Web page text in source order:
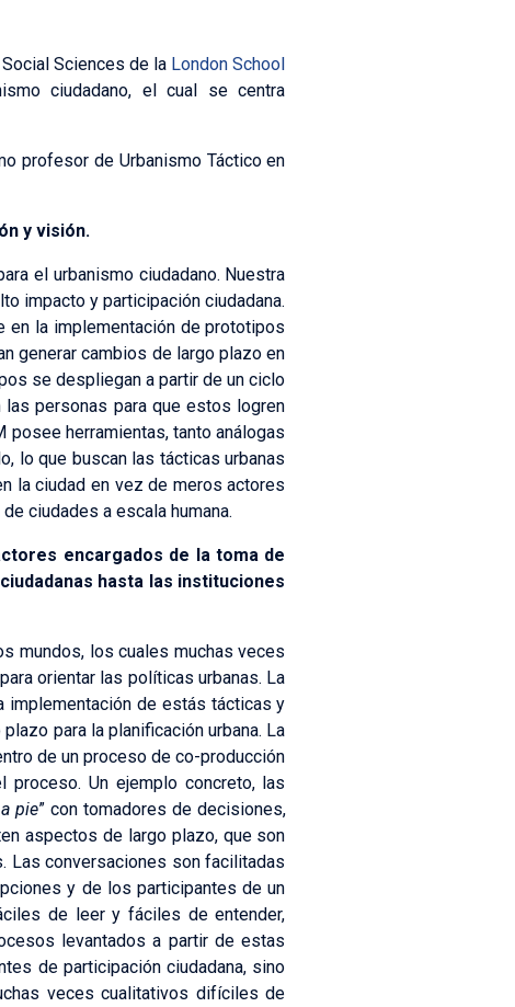
Sciences de la London School
ciudadano, el cual se centra
profesor de Urbanismo Táctico en
y visión.
el urbanismo ciudadano. Nuestra
impacto y participación ciudadana.
en la implementación de prototipos
generar cambios de largo plazo en
se despliegan a partir de un ciclo
personas para que estos logren
posee herramientas, tanto análogas
lo que buscan las tácticas urbanas
la ciudad en vez de meros actores
ciudades a escala humana.
encargados de la toma de
hasta las instituciones
mundos, los cuales muchas veces
orientar las políticas urbanas. La
implementación de estás tácticas y
para la planificación urbana. La
de un proceso de co-producción
Un ejemplo concreto, las
pie” con tomadores de decisiones,
aspectos de largo plazo, que son
Las conversaciones son facilitadas
y de los participantes de un
de leer y fáciles de entender,
levantados a partir de estas
de participación ciudadana, sino
veces cualitativos difíciles de